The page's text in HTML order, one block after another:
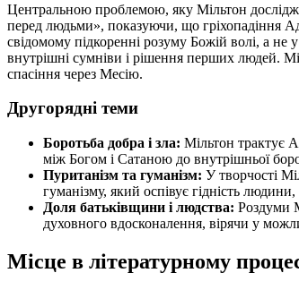
Центральною проблемою, яку Мільтон
перед людьми», показуючи, що гріхопадіння
свідомому підкоренні розуму Божій волі, а
внутрішні сумніви і рішення перших людей.
спасіння через Месію.
Другорядні теми
Боротьба добра і зла: Мільтон трактує
між Богом і Сатаною до внутрішньої
Пуританізм та гуманізм: У творчості
гуманізму, який оспівує гідність
Доля батьківщини і людства: Роздуми
духовного вдосконалення, вірячи у
Місце в літературному